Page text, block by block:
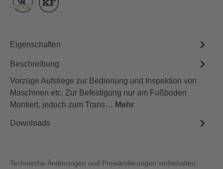
Eigenschaften
Beschreibung
Vorzüge Aufstiege zur Bedienung und Inspektion von
Maschinen etc. Zur Befestigung nur am Fußboden
Montiert, jedoch zum Trans… Mehr
Downloads
Technische Änderungen und Preisänderungen vorbehalten.